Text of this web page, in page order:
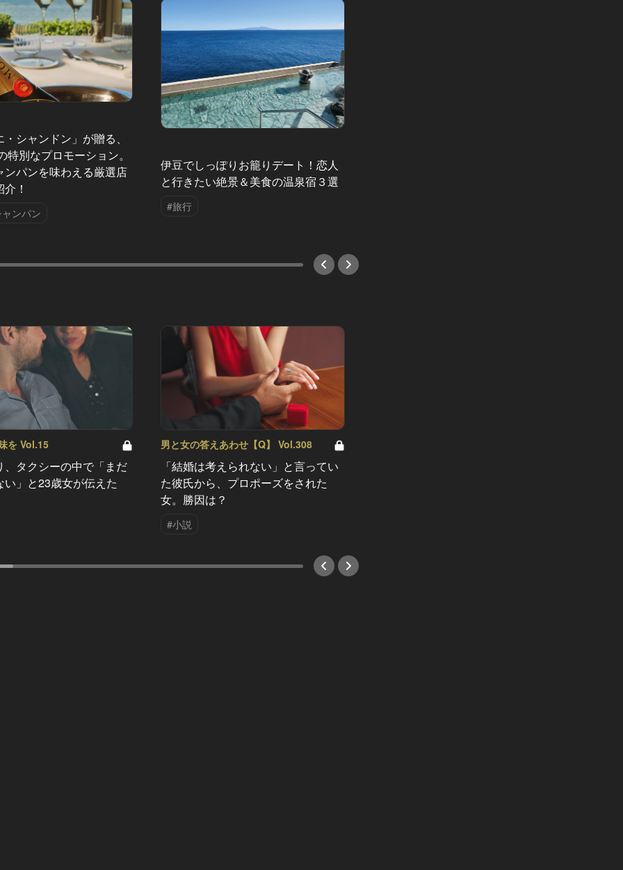
シャンドン」が贈る、
特別なプロモーション。
ンパンを味わえる厳選店
！
ンパン
伊豆でしっぽりお籠りデート！恋人
と行きたい絶景＆美食の温泉宿３選
#旅行
を Vol.15
、タクシーの中で「まだ
い」と23歳女が伝えた
男と女の答えあわせ【Q】 Vol.308
「結婚は考えられない」と言ってい
た彼氏から、プロポーズをされた
女。勝因は？
#小説